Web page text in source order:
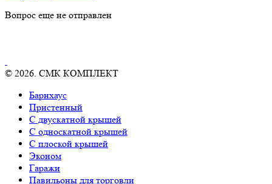
Вопрос еще не отправлен
© 2026. СМК КОМПЛЕКТ
Барнхаус
Пристенный
С двускатной крышей
С односкатной крышей
С плоской крышей
Эконом
Гаражи
Павильоны для торговли